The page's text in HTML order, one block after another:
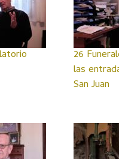
26
las
San Juan